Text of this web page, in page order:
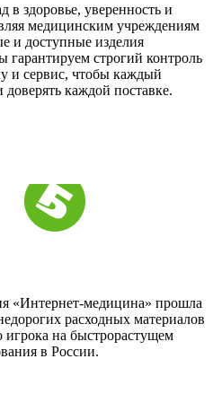
здоровье, уверенность и
медицинским учреждениям
и доступные изделия
строгий контроль
и сервис, чтобы каждый
каждой поставке.
«Интернет-медицина» прошла
расходных материалов
игрока на быстрорастущем
в России.